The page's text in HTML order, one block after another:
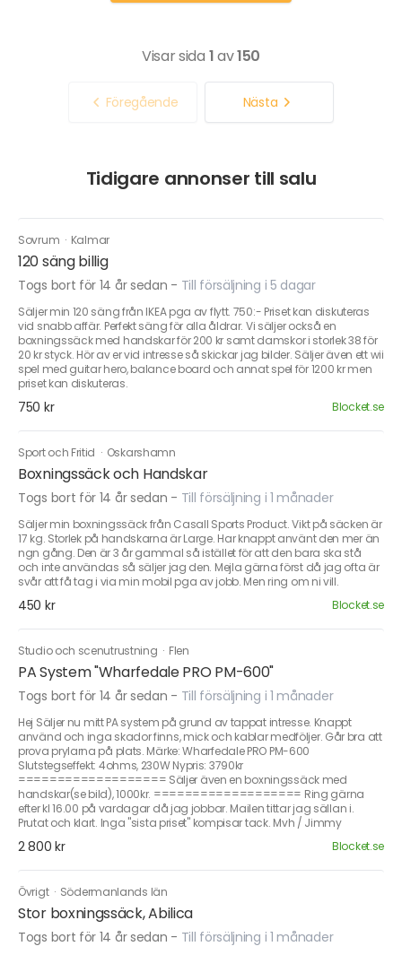
Visar sida 1av150
Föregående Nästa
Tidigare annonser till salu
Sovrum · Kalmar
120 säng billig
Togs bort för 14 år sedan - Till försäljning i 5 dagar
Säljer min 120 säng från IKEA pga av flytt. 750:- Priset kan diskuteras
vid snabb affär. Perfekt säng för alla åldrar. Vi säljer också en
boxningssäck med handskar för 200 kr samt damskor i storlek 38 för
20 kr styck. Hör av er vid intresse så skickar jag bilder. Säljer även ett wii
spel med guitar hero, balance board och annat spel för 1200 kr men
priset kan diskuteras.
750 kr Blocket.se
Sport och Fritid · Oskarshamn
Boxningssäck och Handskar
Togs bort för 14 år sedan - Till försäljning i 1 månader
Säljer min boxningssäck från Casall Sports Product. Vikt på säcken är
17 kg. Storlek på handskarna är Large. Har knappt använt den mer än
ngn gång. Den är 3 år gammal så istället för att den bara ska stå
och inte användas så säljer jag den. Mejla gärna först då jag ofta är
svår att få tag i via min mobil pga av jobb. Men ring om ni vill.
450 kr Blocket.se
Studio och scenutrustning · Flen
PA System "Wharfedale PRO PM-600"
Togs bort för 14 år sedan - Till försäljning i 1 månader
Hej Säljer nu mitt PA system på grund av tappat intresse. Knappt
använd och inga skador finns, mick och kablar medföljer. Går bra att
prova prylarna på plats. Märke: Wharfedale PRO PM-600
Slutstegseffekt: 4ohms, 230W Nypris: 3790kr
=================== Säljer även en boxningssäck med
handskar(se bild), 1000kr. =================== Ring gärna
efter kl 16.00 på vardagar då jag jobbar. Mailen tittar jag sällan i.
Prutat och klart. Inga "sista priset" kompisar tack. Mvh / Jimmy
2 800 kr Blocket.se
Övrigt · Södermanlands län
Stor boxningssäck, Abilica
Togs bort för 14 år sedan - Till försäljning i 1 månader